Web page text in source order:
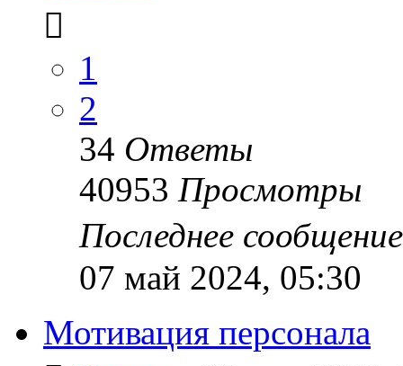
1
2
34 Ответы
40953 Просмотры
Последнее
07 май 2024, 05:30
Мотивация персонала